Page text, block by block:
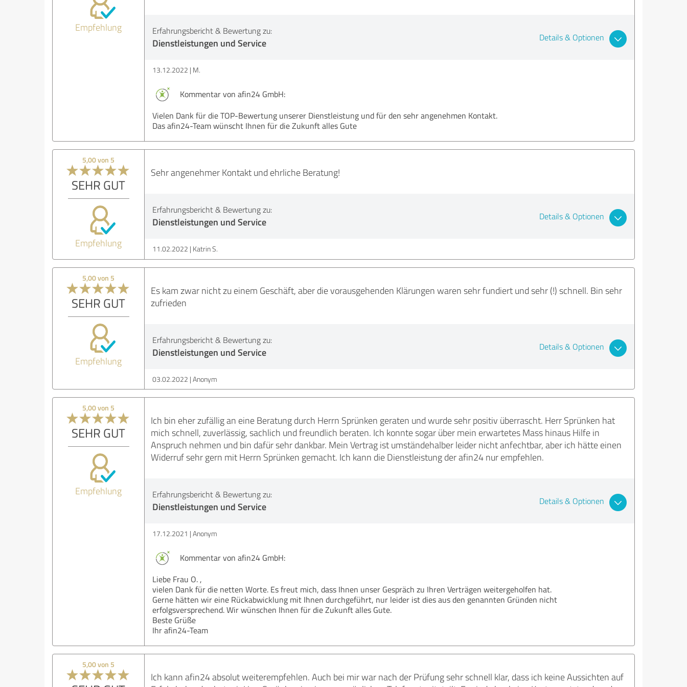
Empfehlung Erfahrungsbericht & Bewertung zu:
Dienstleistungen und Service Details & Optionen
13.12.2022 M.
Kommentar von afin24 GmbH:
Vielen Dank für die TOP-Bewertung unserer Dienstleistung und für den sehr angenehmen Kontakt.
Das afin24-Team wünscht Ihnen für die Zukunft alles Gute
5,00 von 5
SEHR GUT
Empfehlung
Sehr angenehmer Kontakt und ehrliche Beratung!
Erfahrungsbericht & Bewertung zu:
Dienstleistungen und Service Details & Optionen
11.02.2022 Katrin S.
5,00 von 5
SEHR GUT
Empfehlung
Es kam zwar nicht zu einem Geschäft, aber die vorausgehenden Klärungen waren sehr fundiert und sehr (!) schnell. Bin sehr
zufrieden
Erfahrungsbericht & Bewertung zu:
Dienstleistungen und Service Details & Optionen
03.02.2022 Anonym
5,00 von 5
SEHR GUT
Empfehlung
Ich bin eher zufällig an eine Beratung durch Herrn Sprünken geraten und wurde sehr positiv überrascht. Herr Sprünken hat
mich schnell, zuverlässig, sachlich und freundlich beraten. Ich konnte sogar über mein erwartetes Mass hinaus Hilfe in
Anspruch nehmen und bin dafür sehr dankbar. Mein Vertrag ist umständehalber leider nicht anfechtbar, aber ich hätte einen
Widerruf sehr gern mit Herrn Sprünken gemacht. Ich kann die Dienstleistung der afin24 nur empfehlen.
Erfahrungsbericht & Bewertung zu:
Dienstleistungen und Service Details & Optionen
17.12.2021 Anonym
Kommentar von afin24 GmbH:
Liebe Frau O. ,
vielen Dank für die netten Worte. Es freut mich, dass Ihnen unser Gespräch zu Ihren Verträgen weitergeholfen hat.
Gerne hätten wir eine Rückabwicklung mit Ihnen durchgeführt, nur leider ist dies aus den genannten Gründen nicht
erfolgsversprechend. Wir wünschen Ihnen für die Zukunft alles Gute.
Beste Grüße
Ihr afin24-Team
5,00 von 5
Ich kann afin24 absolut weiterempfehlen. Auch bei mir war nach der Prüfung sehr schnell klar, dass ich keine Aussichten auf